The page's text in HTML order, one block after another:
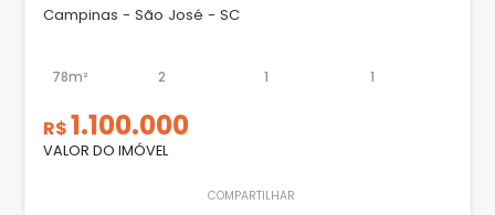
Campinas - São José - SC
78m² 2 1 1
R$1.100.000
VALOR DO IMÓVEL
COMPARTILHAR